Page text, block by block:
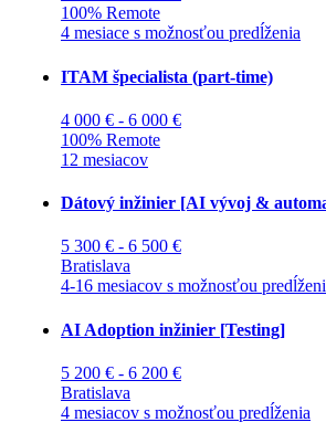
100% Remote
4 mesiace s možnosťou predĺženia
ITAM špecialista (part-time)
4 000 € - 6 000 €
100% Remote
12 mesiacov
Dátový inžinier [AI vývoj &
5 300 € - 6 500 €
Bratislava
4-16 mesiacov s možnosťou
AI Adoption inžinier [Testing]
5 200 € - 6 200 €
Bratislava
4 mesiacov s možnosťou predĺženia